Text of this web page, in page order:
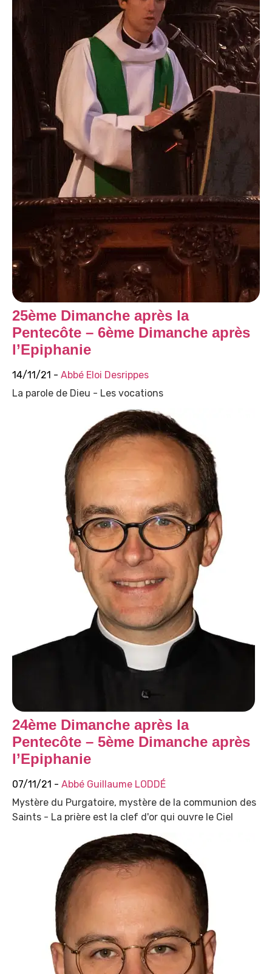
25ème Dimanche après la
Pentecôte – 6ème Dimanche après
l’Epiphanie
14/11/21 - Abbé Eloi Desrippes
La parole de Dieu - Les vocations
24ème Dimanche après la
Pentecôte – 5ème Dimanche après
l’Epiphanie
07/11/21 - Abbé Guillaume LODDÉ
Mystère du Purgatoire, mystère de la communion des
Saints - La prière est la clef d'or qui ouvre le Ciel